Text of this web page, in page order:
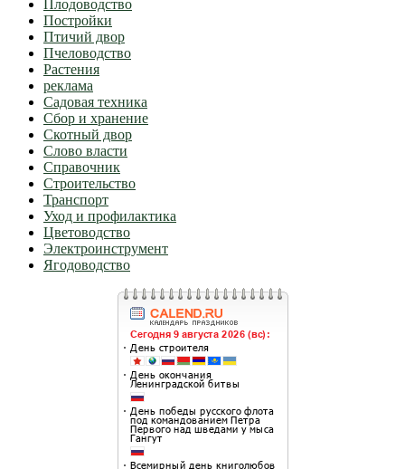
Плодоводство
Постройки
Птичий двор
Пчеловодство
Растения
реклама
Садовая техника
Сбор и хранение
Скотный двор
Слово власти
Справочник
Строительство
Транспорт
Уход и профилактика
Цветоводство
Электроинструмент
Ягодоводство